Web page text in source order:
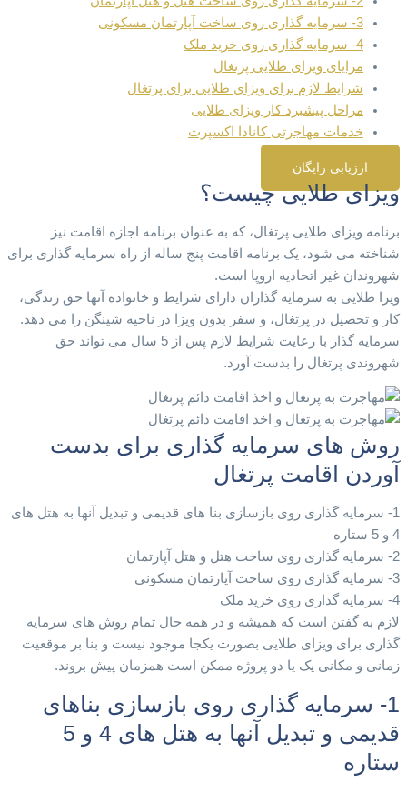
3- سرمایه گذاری روی ساخت آپارتمان مسکونی
4- سرمایه گذاری روی خرید ملک
مزایای ویزای طلایی پرتغال
شرایط لازم برای ویزای طلایی برای پرتغال
مراحل پیشبرد کار ویزای طلایی
خدمات مهاجرتی کانادا اکسپرت
ارزیابی رایگان
ویزای طلایی چیست؟
برنامه ویزای طلایی پرتغال، که به عنوان برنامه اجازه اقامت نیز
شناخته می شود، یک برنامه اقامت پنج ساله از راه سرمایه گذاری برای
شهروندان غیر اتحادیه اروپا است.
ویزا طلایی به سرمایه گذاران دارای شرایط و خانواده آنها حق زندگی،
کار و تحصیل در پرتغال، و سفر بدون ویزا در ناحیه شینگن را می دهد.
سرمایه گذار با رعایت شرایط لازم پس از 5 سال می تواند حق
شهروندی پرتغال را بدست آورد.
روش های سرمایه گذاری برای بدست
آوردن اقامت پرتغال
1- سرمایه گذاری روی بازسازی بنا های قدیمی و تبدیل آنها به هتل های
4 و 5 ستاره
2- سرمایه گذاری روی ساخت هتل و هتل آپارتمان
3- سرمایه گذاری روی ساخت آپارتمان مسکونی
4- سرمایه گذاری روی خرید ملک
لازم به گفتن است که همیشه و در همه حال تمام روش های سرمایه
گذاری برای ویزای طلایی بصورت یکجا موجود نیست و بنا بر موقعیت
زمانی و مکانی یک یا دو پروژه ممکن است همزمان پیش بروند.
1- سرمایه گذاری روی بازسازی بناهای
قدیمی و تبدیل آنها به هتل های 4 و 5
ستاره